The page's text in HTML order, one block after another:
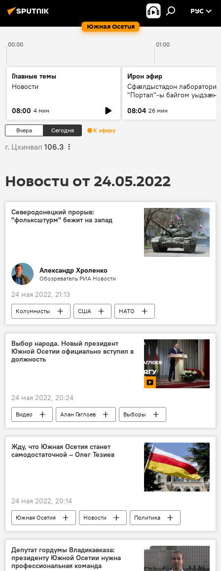
Южная Осетия
РУС
00:00 01:00
Главные темы
Новости
08:00 4 мин
Ирон эфир
Сфæлдыстадон лаборатори
"Портал"-ы байгом уыдзæн
Æхсары куыстыты равдыст
08:04 26 мин
Вчера Сегодня К эфиру
г. Цхинвал 106.3
Новости от 24.05.2022
Северодонецкий прорыв:
"фольксштурм" бежит на запад
Александр Хроленко
Обозреватель РИА Новости
24 мая 2022, 21:13
Колумнисты США
НАТО
Украина
Россия
Выбор народа. Новый президент
Южной Осетии официально вступил в
должность
24 мая 2022, 20:24
Видео Алан Гаглоев Выборы
Жду, что Южная Осетия станет
самодостаточной – Олег Тезиев
24 мая 2022, 20:14
Южная Осетия Новости
Политика
Выборы
Депутат гордумы Владикавказа:
президенту Южной Осетии нужна
профессиональная команда